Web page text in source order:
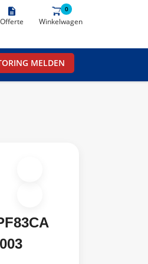
Offerte
0
Winkelwagen
MELDEN